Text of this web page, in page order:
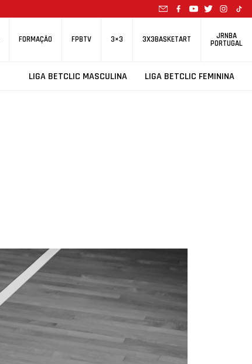
FORMAÇÃO FPBTV 3×3 3X3BASKETART JRNBA
PORTUGAL
LIGA BETCLIC MASCULINA LIGA BETCLIC FEMININA